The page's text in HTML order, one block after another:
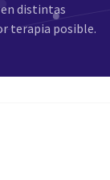
distintas
terapia posible.